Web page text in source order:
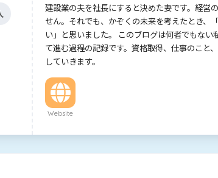
建設業の夫を社長にすると決めた妻です。経営
せん。それでも、かぞくの未来を考えたとき、
い」と思いました。 このブログは何者でもない
て進む過程の記録です。資格取得、仕事のこと
していきます。
Website